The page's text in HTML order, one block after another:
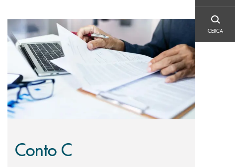
CERCA
CERCA
Scopri di più Conto C
Conto C